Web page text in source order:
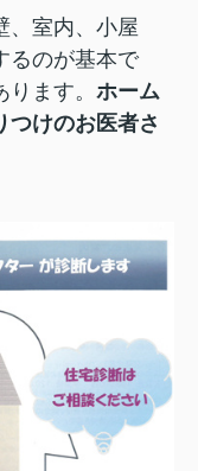
、室内、小屋
るのが基本で
ます。 ホーム
つけのお医者さ